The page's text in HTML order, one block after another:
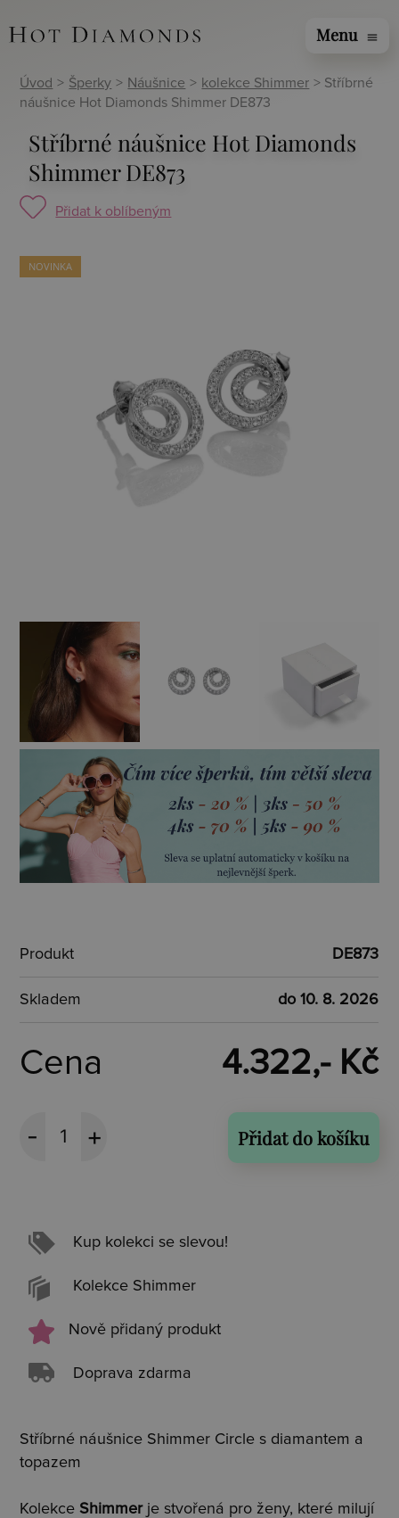
Menu menu
Úvod > Šperky > Náušnice > kolekce Shimmer > Stříbrné
náušnice Hot Diamonds Shimmer DE873
Stříbrné náušnice Hot Diamonds
Shimmer DE873
Přidat k oblíbeným
NOVINKA
Produkt DE873
Skladem do 10. 8. 2026
Cena 4.322,- Kč
Přidat do košíku
Kup kolekci se slevou!
Kolekce Shimmer
Nově přidaný produkt
Doprava zdarma
Stříbrné náušnice Shimmer Circle s diamantem a
topazem
KolekceShimmerje stvořená pro ženy, které milují